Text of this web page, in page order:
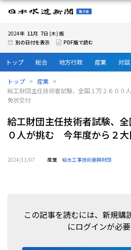
日本水道新
2024年 11月 7日 (木) 版
別の日付を表示
PDF版で読む
トップ 総合 地方行政 産業 対
トップ
産業
給工財団主任技術者試験、全国１万２６０
免状交付
給工財団主任技術者試験、
０人が挑む 今年度から２
2024/11/07 産業 給水工事技術振興財団
この記事を読むには、新規購
にログインが必要